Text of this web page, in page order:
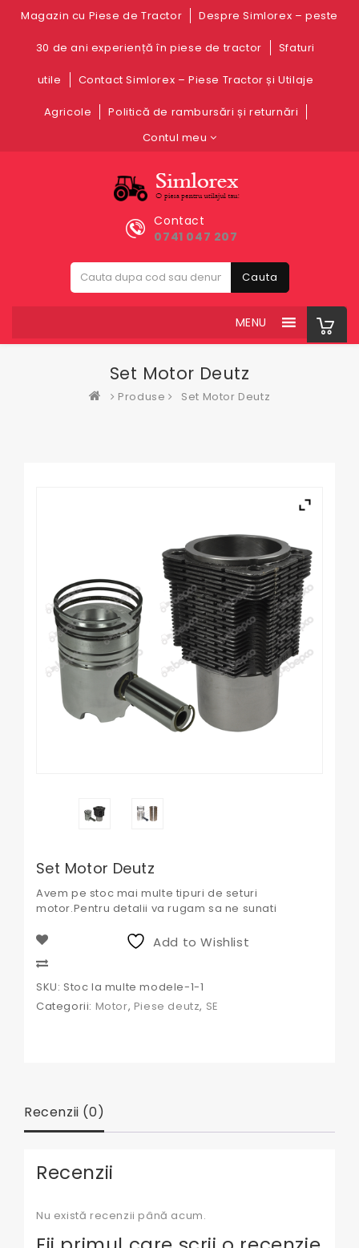
Magazin cu Piese de Tractor Despre Simlorex – peste
30 de ani experiență în piese de tractor Sfaturi
utile Contact Simlorex – Piese Tractor și Utilaje
Agricole
Politică de rambursări și returnări
Contul meu
Contact
0741 047 207
Cauta
MENU
Set Motor Deutz
Produse Set Motor Deutz
Set Motor Deutz
Avem pe stoc mai multe tipuri de seturi
motor.Pentru detalii va rugam sa ne sunati
Add to Wishlist
SKU: Stoc la multe modele-1-1
Categorii: Motor, Piese deutz, SE
Recenzii (0)
Recenzii
Nu există recenzii până acum.